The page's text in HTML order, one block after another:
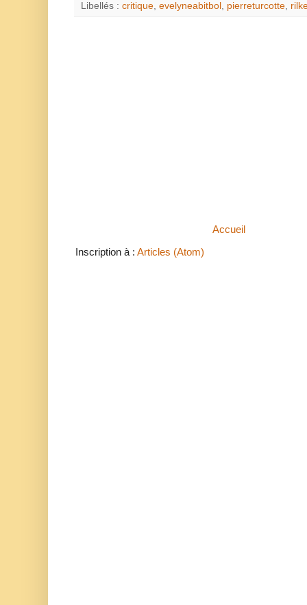
Libellés : critique, evelyneabitbol , pierreturcotte,
Accueil
Inscription à : Articles (Atom)